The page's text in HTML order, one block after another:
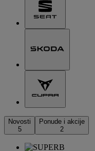
Novosti
5
Ponude i akcije
2